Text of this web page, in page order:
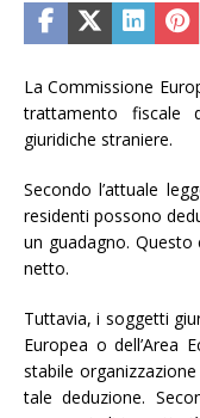
La Commissione
trattamento fiscale
giuridiche straniere.
Secondo l’attuale
residenti possono
un guadagno.
netto.
Tuttavia, i soggetti
Europea o dell’Area
stabile
tale deduzione.